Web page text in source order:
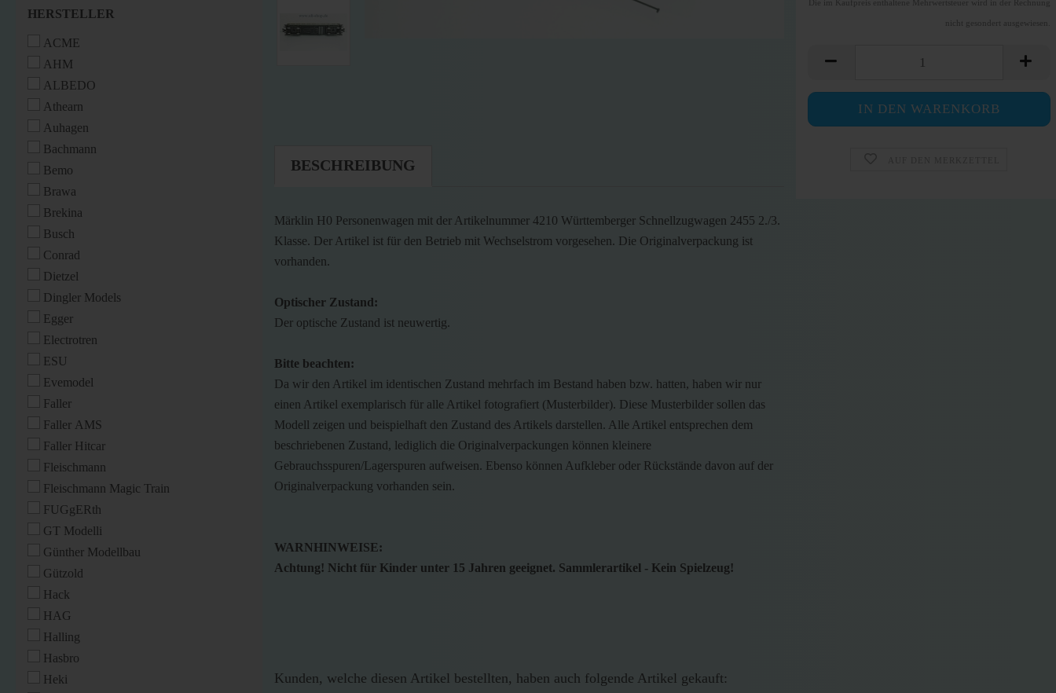
Die im Kaufpreis enthaltene Mehrwertsteuer wird in der Rechnung
nicht gesondert ausgewiesen.
BESCHREIBUNG
Märklin H0 Personenwagen mit der Artikelnummer 4210 Württemberger Schnellzugwagen 2455 2./3.
Klasse. Der Artikel ist für den Betrieb mit Wechselstrom vorgesehen. Die Originalverpackung ist
vorhanden.
Optischer Zustand:
Der optische Zustand ist neuwertig.
Bitte beachten:
Da wir den Artikel im identischen Zustand mehrfach im Bestand haben bzw. hatten, haben wir nur
einen Artikel exemplarisch für alle Artikel fotografiert (Musterbilder). Diese Musterbilder sollen das
Modell zeigen und beispielhaft den Zustand des Artikels darstellen. Alle Artikel entsprechen dem
beschriebenen Zustand, lediglich die Originalverpackungen können kleinere
Gebrauchsspuren/Lagerspuren aufweisen. Ebenso können Aufkleber oder Rückstände davon auf der
Originalverpackung vorhanden sein.
WARNHINWEISE:
Achtung! Nicht für Kinder unter 15 Jahren geeignet. Sammlerartikel - Kein Spielzeug!
Kunden, welche diesen Artikel bestellten, haben auch folgende Artikel gekauft:
HERSTELLER
HERSTELLER
ACME
AHM
ALBEDO
Athearn
Auhagen
Bachmann
Bemo
Brawa
Brekina
Busch
Conrad
Dietzel
Dingler Models
Egger
Electrotren
ESU
Evemodel
Faller
Faller AMS
Faller Hitcar
Fleischmann
Fleischmann Magic Train
FUGgERth
GT Modelli
Günther Modellbau
Gützold
Hack
HAG
Halling
Hasbro
Heki